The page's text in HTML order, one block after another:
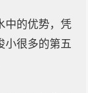
中的优势，凭
小很多的第五